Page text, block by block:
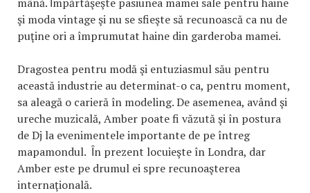
şi moda vintage şi nu se sfieşte să recunoască ca nu de
puţine ori a împrumutat haine din garderoba mamei.
Dragostea pentru modă şi entuziasmul său pentru
această industrie au determinat-o ca, pentru moment,
sa aleagă o carieră în modeling. De asemenea, având şi
ureche muzicală, Amber poate fi văzută şi în postura
de Dj la evenimentele importante de pe întreg
mapamondul. Ȋn prezent locuieşte în Londra, dar
Amber este pe drumul ei spre recunoaşterea
internaţională.